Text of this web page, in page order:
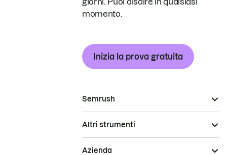
momento.
Inizia la prova gratuita
Semrush
Altri strumenti
Azienda